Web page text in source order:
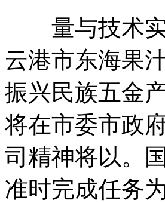
量与技术实
云港市东海果
振兴民族五金
将在市委市政
司精神将以。
准时完成任务